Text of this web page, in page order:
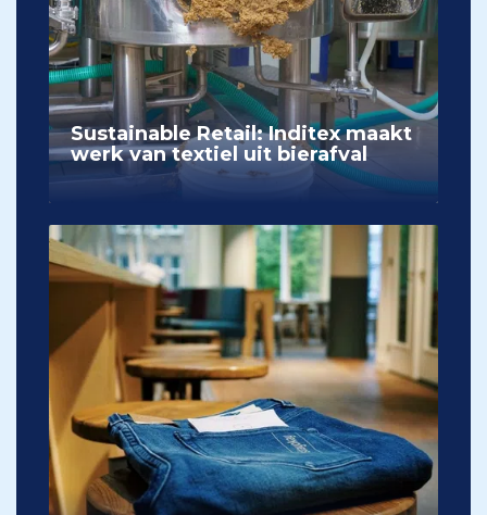
Sustainable Retail: Inditex maakt
werk van textiel uit bierafval